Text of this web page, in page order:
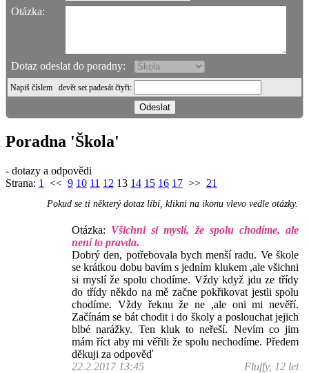
Otázka:
Dotaz odeslat do poradny:
Napiš číslem devět set padesát čtyři:
Poradna 'Škola'
- dotazy a odpovědi
Strana: 1 << 9 10 11 12 13 14 15 16 17 >> 21
Pokud se ti některý dotaz líbí, klikni na ikonu vlevo vedle otázky.
Otázka: Všichni si myslí, že spolu chodíme, ale
není to pravda.
Dobrý den, potřebovala bych menší radu. Ve škole
se krátkou dobu bavím s jedním klukem ,ale všichni
si myslí že spolu chodíme. Vždy když jdu ze třídy
do třídy někdo na mě začne pokřikovat jestli spolu
chodíme. Vždy řeknu že ne ,ale oni mi nevěří.
Začínám se bát chodit i do školy a poslouchat jejich
blbé narážky. Ten kluk to neřeší. Nevím co jim
mám říct aby mi věřili že spolu nechodíme. Předem
děkuji za odpověď
22.2.2017 13:45
Fluffy, 12 let